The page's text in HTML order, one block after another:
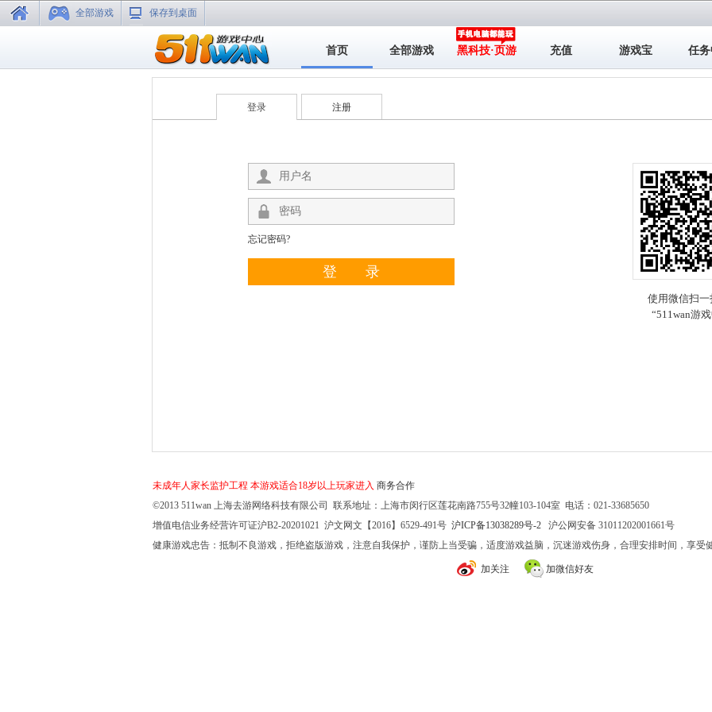
全部游戏 保存到桌面
首页 全部游戏 黑科技·页游 充值 游戏宝 任
登录 注册
忘记密码?
未成年人家长监护工程 本游戏适合18岁以上玩家进入 商务合作
©2013 511wan 上海去游网络科技有限公司 联系地址：上海市闵行区莲花南路755号32幢103-104室 电话：021-33685650
增值电信业务经营许可证沪B2-20201021 沪文网文【2016】6529-491号 沪ICP备13038289号-2 沪公网安备 31011202001661号
健康游戏忠告：抵制不良游戏，拒绝盗版游戏，注意自我保护，谨防上当受骗，适度游戏益脑，沉迷游戏伤身，合理安排时间，享受
加关注 加微信好友